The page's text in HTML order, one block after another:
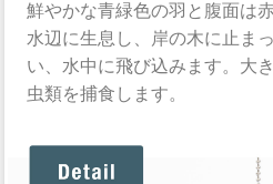
鮮やかな青緑色の羽と腹面は
水辺に生息し、岸の木に止ま
い、水中に飛び込みます。大
虫類を捕食します。